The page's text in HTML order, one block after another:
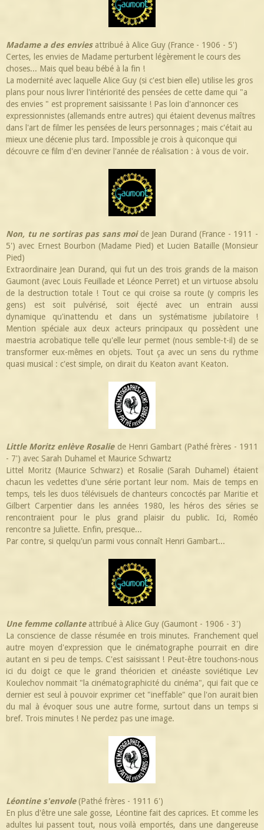
Madame a des enviesattribué à Alice Guy (France - 1906 - 5')
Certes, les envies de Madame perturbent légèrement le cours des
choses... Mais quel beau bébé à la fin !
La modernité avec laquelle Alice Guy (si c'est bien elle) utilise les gros
plans pour nous livrer l'intériorité des pensées de cette dame qui "a
des envies " est proprement saisissante ! Pas loin d'annoncer ces
expressionnistes (allemands entre autres) qui étaient devenus maîtres
dans l'art de filmer les pensées de leurs personnages ; mais c'était au
mieux une décenie plus tard. Impossible je crois à quiconque qui
découvre ce film d'en deviner l'année de réalisation : à vous de voir.
Non, tu ne sortiras pas sans moide Jean Durand (France - 1911 -
5') avec Ernest Bourbon (Madame Pied) et Lucien Bataille (Monsieur
Pied)
Extraordinaire Jean Durand, qui fut un des trois grands de la maison
Gaumont (avec Louis Feuillade et Léonce Perret) et un virtuose absolu
de la destruction totale ! Tout ce qui croise sa route (y compris les
gens) est soit pulvérisé, soit éjecté avec un entrain aussi
dynamique qu'inattendu et dans un systématisme jubilatoire !
Mention spéciale aux deux acteurs principaux qu possèdent une
maestria acrobatique telle qu'elle leur permet (nous semble-t-il) de se
transformer eux-mêmes en objets. Tout ça avec un sens du rythme
quasi musical : c'est simple, on dirait du Keaton avant Keaton.
Little Moritz enlève Rosaliede Henri Gambart (Pathé frères - 1911
- 7') avec Sarah Duhamel et Maurice Schwartz
Littel Moritz (Maurice Schwarz) et Rosalie (Sarah Duhamel) étaient
chacun les vedettes d'une série portant leur nom. Mais de temps en
temps, tels les duos télévisuels de chanteurs concoctés par Maritie et
Gilbert Carpentier dans les années 1980, les héros des séries se
rencontraient pour le plus grand plaisir du public. Ici, Roméo
rencontre sa Juliette. Enfin, presque...
Par contre, si quelqu'un parmi vous connaît Henri Gambart...
Une femme collanteattribué à Alice Guy (Gaumont - 1906 - 3')
La conscience de classe résumée en trois minutes. Franchement quel
autre moyen d'expression que le cinématographe pourrait en dire
autant en si peu de temps. C'est saisissant ! Peut-être touchons-nous
ici du doigt ce que le grand théoricien et cinéaste soviétique Lev
Koulechov nommait "la cinématographicité du cinéma", qui fait que ce
dernier est seul à pouvoir exprimer cet "ineffable" que l'on aurait bien
du mal à évoquer sous une autre forme, surtout dans un temps si
bref. Trois minutes ! Ne perdez pas une image.
Léontine s'envole(Pathé frères - 1911 6')
En plus d'être une sale gosse, Léontine fait des caprices. Et comme les
adultes lui passent tout, nous voilà emportés, dans une dangereuse